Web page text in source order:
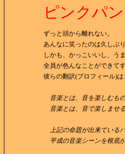
ピンクパ
ずっと頭から離れない。
あんなに笑ったのは久しぶ
しかも、かっこいいし、う
全員が色んなことができて
彼らの翻訳(プロフィール)
音楽とは、音を楽しむも
音楽とは、音で楽しませ
上記の命題が出来ている
平成の音楽シーンを根底